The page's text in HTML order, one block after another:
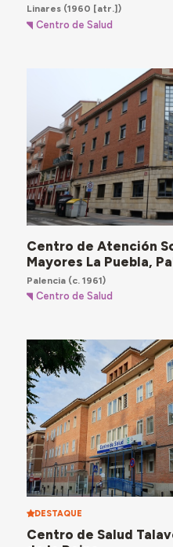
Linares(1960 [atr.])
Centro de Salud
Centro de Atención
Mayores La Puebla,
Palencia(c. 1961)
Centro de Salud
DESTAQUE
Centro de Salud